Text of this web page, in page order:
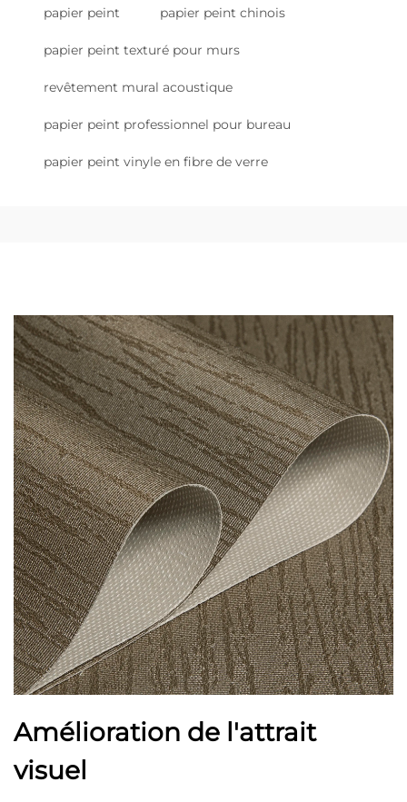
papier peint papier peint chinois
papier peint texturé pour murs
revêtement mural acoustique
papier peint professionnel pour bureau
papier peint vinyle en fibre de verre
Amélioration de l'attrait
visuel